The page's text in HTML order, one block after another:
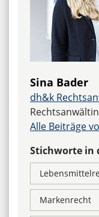
Sina Bader
dh&k
Rechtsanwältin
Alle Beiträge
Stichworte in
Markenrecht